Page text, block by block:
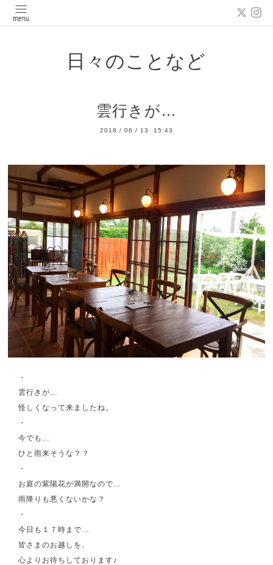
日々のことなど
雲行きが…
2018 / 06 / 13 15:43
・
雲行きが…
怪しくなって来ましたね。
・
今でも…
ひと雨来そうな？？
・
お庭の紫陽花が満開なので…
雨降りも悪くないかな？
・
今日も１７時まで…
皆さまのお越しを、
心よりお待ちしております♪